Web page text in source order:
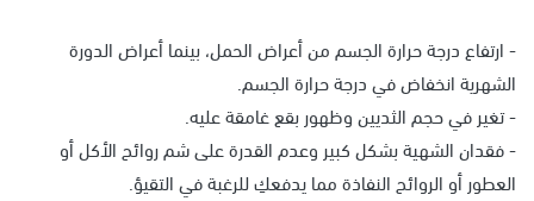
- ارتفاع درجة حرارة الجسم من أعراض الحمل، بينما أعراض الدورة
الشهرية انخفاض في درجة حرارة الجسم.
- تغير في حجم الثديين وظهور بقع غامقة عليه.
- فقدان الشهية بشكل كبير وعدم القدرة على شم روائح الأكل أو
العطور أو الروائح النفاذة مما يدفعكِ للرغبة في التقيؤ.